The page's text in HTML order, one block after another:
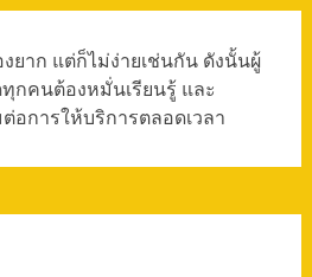
ยาก แต่ก็ไม่ง่ายเช่นกัน ดังนั้นผู้
กคนต้องหมั่นเรียนรู้ และ
อการให้บริการตลอดเวลา